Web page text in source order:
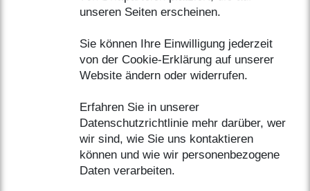
unseren Seiten erscheinen.
Sie können Ihre Einwilligung jederzeit
von der Cookie-Erklärung auf unserer
Website ändern oder widerrufen.
Erfahren Sie in unserer
Datenschutzrichtlinie mehr darüber, wer
wir sind, wie Sie uns kontaktieren
können und wie wir personenbezogene
Daten verarbeiten.